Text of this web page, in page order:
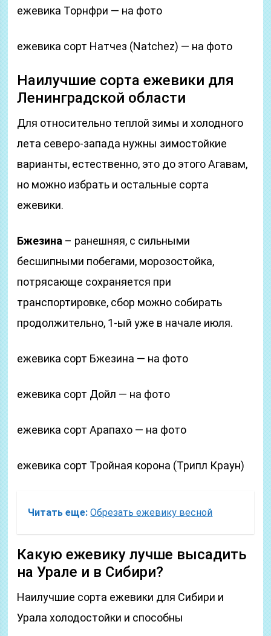
ежевика Торнфри — на фото
ежевика сорт Натчез (Natchez) — на фото
Наилучшие сорта ежевики для
Ленинградской области
Для относительно теплой зимы и холодного
лета северо-запада нужны зимостойкие
варианты, естественно, это до этого Агавам,
но можно избрать и остальные сорта
ежевики.
Бжезина – ранешняя, с сильными
бесшипными побегами, морозостойка,
потрясающе сохраняется при
транспортировке, сбор можно собирать
продолжительно, 1-ый уже в начале июля.
ежевика сорт Бжезина — на фото
ежевика сорт Дойл — на фото
ежевика сорт Арапахо — на фото
ежевика сорт Тройная корона (Трипл Краун)
Читать еще: Обрезать ежевику весной
Какую ежевику лучше высадить
на Урале и в Сибири?
Наилучшие сорта ежевики для Сибири и
Урала холодостойки и способны